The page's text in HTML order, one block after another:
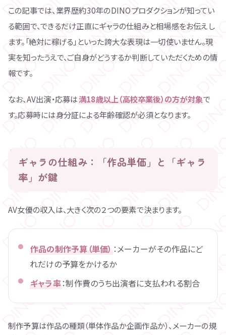
この記事では、業界歴約30年のDINOプロダクションが知ってい
る範囲で、できるだけ正直にギャラの仕組みと相場感をお伝えし
ます。「絶対に稼げる」といった誇大な表現は一切使いません。現
実を知ったうえで、ご自身がどうするか判断していただくための情
報です。
なお、AV出演・応募は満18歳以上（高校卒業後）の方が対象で
す。応募時には身分証による年齢確認が必須となります。
ギャラの仕組み：「作品単価」と「ギャラ
率」が鍵
AV女優の収入は、大きく次の２つの要素で決まります。
作品の制作予算（単価） ：メーカーがその作品にど
れだけの予算をかけるか
ギャラ率：制作費のうち出演者に支払われる割合
制作予算は作品の種類（単体作品か企画作品か）、メーカーの規